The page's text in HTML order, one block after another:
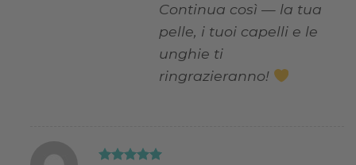
Continua così — la tua
pelle, i tuoi capelli e le
unghie ti
ringrazieranno!